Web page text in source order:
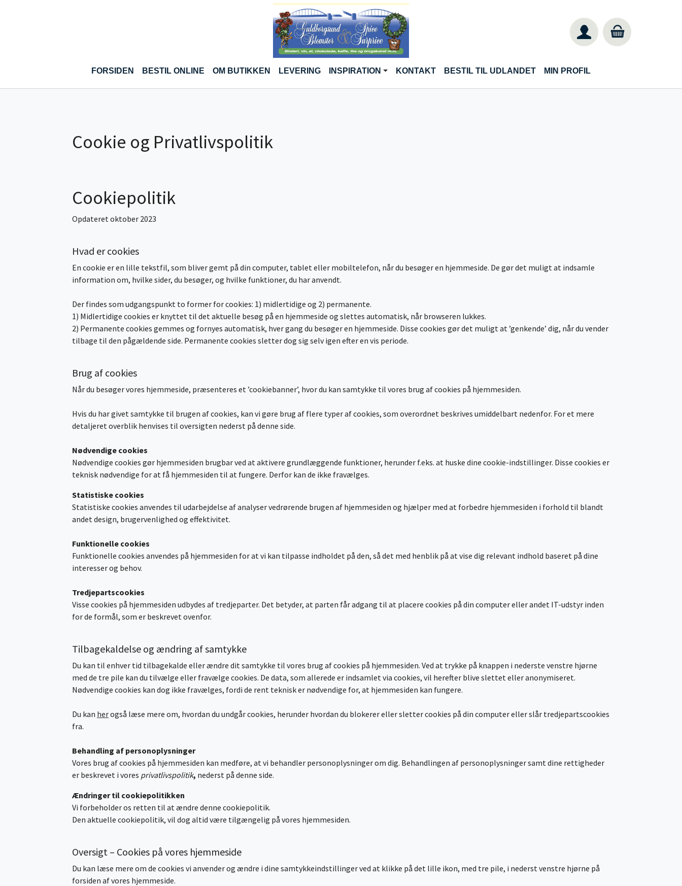
FORSIDEN BESTIL ONLINE OM BUTIKKEN LEVERING INSPIRATION KONTAKT BESTIL TIL UDLANDET MIN PROFIL
Cookie og Privatlivspolitik
Cookiepolitik
Opdateret oktober 2023
Hvad er cookies
En cookie er en lille tekstfil, som bliver gemt på din computer, tablet eller mobiltelefon, når du besøger en hjemmeside. De gør det muligt at indsamle
information om, hvilke sider, du besøger, og hvilke funktioner, du har anvendt.
Der findes som udgangspunkt to former for cookies: 1) midlertidige og 2) permanente.
1) Midlertidige cookies er knyttet til det aktuelle besøg på en hjemmeside og slettes automatisk, når browseren lukkes.
2) Permanente cookies gemmes og fornyes automatisk, hver gang du besøger en hjemmeside. Disse cookies gør det muligt at ’genkende’ dig, når du vender
tilbage til den pågældende side. Permanente cookies sletter dog sig selv igen efter en vis periode.
Brug af cookies
Når du besøger vores hjemmeside, præsenteres et ’cookiebanner’, hvor du kan samtykke til vores brug af cookies på hjemmesiden.
Hvis du har givet samtykke til brugen af cookies, kan vi gøre brug af flere typer af cookies, som overordnet beskrives umiddelbart nedenfor. For et mere
detaljeret overblik henvises til oversigten nederst på denne side.
Nødvendige cookies
Nødvendige cookies gør hjemmesiden brugbar ved at aktivere grundlæggende funktioner, herunder f.eks. at huske dine cookie-indstillinger. Disse cookies er
teknisk nødvendige for at få hjemmesiden til at fungere. Derfor kan de ikke fravælges.
Statistiske cookies
Statistiske cookies anvendes til udarbejdelse af analyser vedrørende brugen af hjemmesiden og hjælper med at forbedre hjemmesiden i forhold til blandt
andet design, brugervenlighed og effektivitet.
Funktionelle cookies
Funktionelle cookies anvendes på hjemmesiden for at vi kan tilpasse indholdet på den, så det med henblik på at vise dig relevant indhold baseret på dine
interesser og behov.
Tredjepartscookies
Visse cookies på hjemmesiden udbydes af tredjeparter. Det betyder, at parten får adgang til at placere cookies på din computer eller andet IT-udstyr inden
for de formål, som er beskrevet ovenfor.
Tilbagekaldelse og ændring af samtykke
Du kan til enhver tid tilbagekalde eller ændre dit samtykke til vores brug af cookies på hjemmesiden. Ved at trykke på knappen i nederste venstre hjørne
med de tre pile kan du tilvælge eller fravælge cookies. De data, som allerede er indsamlet via cookies, vil herefter blive slettet eller anonymiseret.
Nødvendige cookies kan dog ikke fravælges, fordi de rent teknisk er nødvendige for, at hjemmesiden kan fungere.
Du kan herogså læse mere om, hvordan du undgår cookies, herunder hvordan du blokerer eller sletter cookies på din computer eller slår tredjepartscookies
fra.
Behandling af personoplysninger
Vores brug af cookies på hjemmesiden kan medføre, at vi behandler personoplysninger om dig. Behandlingen af personoplysninger samt dine rettigheder
er beskrevet i vores privatlivspolitik, nederst på denne side.
Ændringer til cookiepolitikken
Vi forbeholder os retten til at ændre denne cookiepolitik.
Den aktuelle cookiepolitik, vil dog altid være tilgængelig på vores hjemmesiden.
Oversigt – Cookies på vores hjemmeside
Du kan læse mere om de cookies vi anvender og ændre i dine samtykkeindstillinger ved at klikke på det lille ikon, med tre pile, i nederst venstre hjørne på
forsiden af vores hjemmeside.